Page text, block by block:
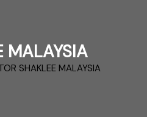
MALAYSIA
SHAKLEE MALAYSIA